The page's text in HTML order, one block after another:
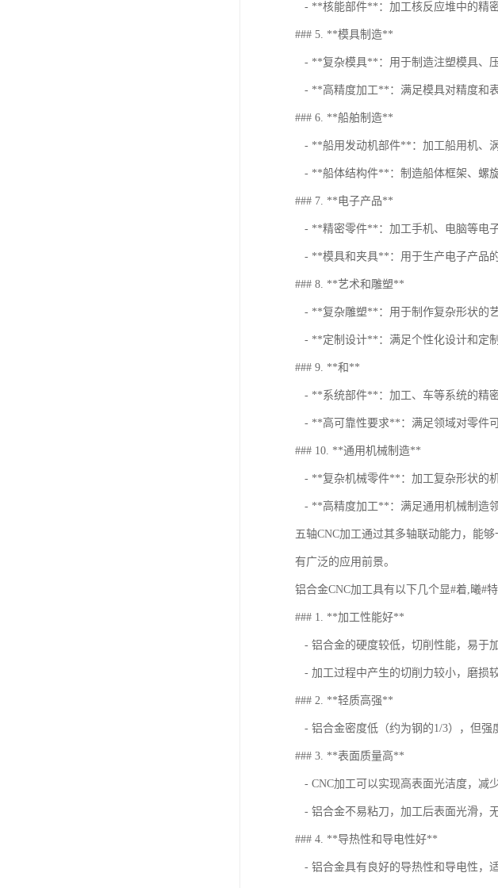
- **核能部件**：加工核反应堆中的精密
### 5. **模具制造**
- **复杂模具**：用于制造注塑模具、
- **高精度加工**：满足模具对精度和表
### 6. **船舶制造**
- **船用发动机部件**：加工船用机、涡
- **船体结构件**：制造船体框架、螺旋
### 7. **电子产品**
- **精密零件**：加工手机、电脑等电子
- **模具和夹具**：用于生产电子产品的
### 8. **艺术和雕塑**
- **复杂雕塑**：用于制作复杂形状的艺
- **定制设计**：满足个性化设计和定制
### 9. **和**
- **系统部件**：加工、车等系统的精密
- **高可靠性要求**：满足领域对零件可
### 10. **通用机械制造**
- **复杂机械零件**：加工复杂形状的机
- **高精度加工**：满足通用机械制造领
五轴CNC加工通过其多轴联动能力，能
有广泛的应用前景。
铝合金CNC加工具有以下几个显#着,曦#特
### 1. **加工性能好**
- 铝合金的硬度较低，切削性能，易于
- 加工过程中产生的切削力较小，磨损
### 2. **轻质高强**
- 铝合金密度低（约为钢的1/3），但强
### 3. **表面质量高**
- CNC加工可以实现高表面光洁度，减
- 铝合金不易粘刀，加工后表面光滑，无
### 4. **导热性和导电性好**
- 铝合金具有良好的导热性和导电性，